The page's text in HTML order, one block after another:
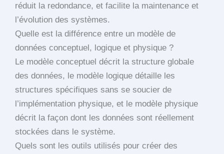
réduit la redondance, et facilite la maintenance et
l’évolution des systèmes.
Quelle est la différence entre un modèle de
données conceptuel, logique et physique ?
Le modèle conceptuel décrit la structure globale
des données, le modèle logique détaille les
structures spécifiques sans se soucier de
l’implémentation physique, et le modèle physique
décrit la façon dont les données sont réellement
stockées dans le système.
Quels sont les outils utilisés pour créer des